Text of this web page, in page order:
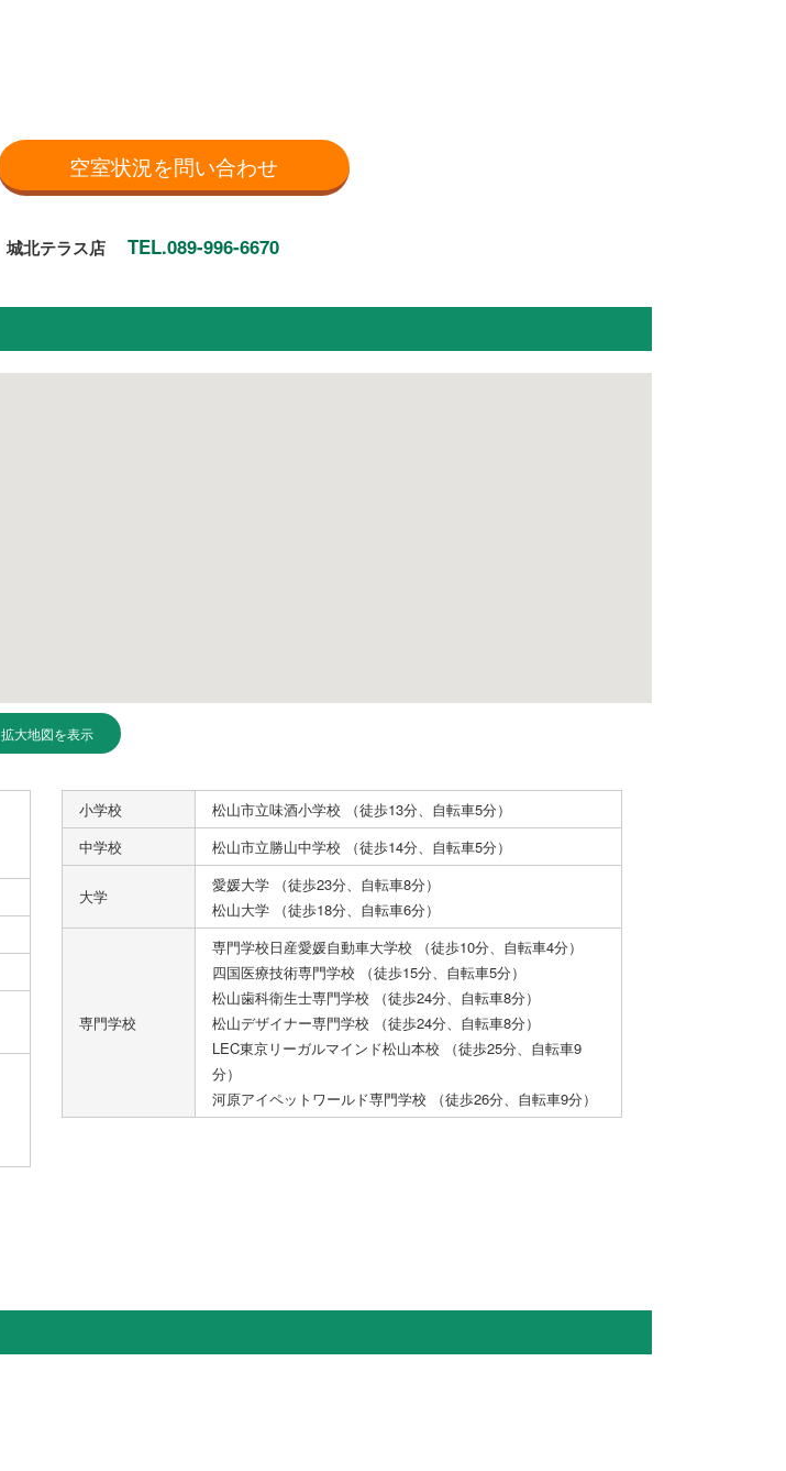
空室状況を問い合わせ
城北テラス店 TEL.089-996-6670
拡大地図を表示
小学校
松山市立味酒小学校 （徒歩13分、自転車5分）
中学校
松山市立勝山中学校 （徒歩14分、自転車5分）
大学
愛媛大学 （徒歩23分、自転車8分）
松山大学 （徒歩18分、自転車6分）
専門学校
専門学校日産愛媛自動車大学校 （徒歩10分、自転車4分）
四国医療技術専門学校 （徒歩15分、自転車5分）
松山歯科衛生士専門学校 （徒歩24分、自転車8分）
松山デザイナー専門学校 （徒歩24分、自転車8分）
LEC東京リーガルマインド松山本校 （徒歩25分、自転車9
分）
河原アイペットワールド専門学校 （徒歩26分、自転車9分）